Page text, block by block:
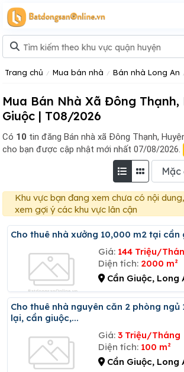
Trang chủ Mua bán nhà Bán nhà Long An
Mua Bán Nhà Xã Đông Thạnh,
Giuộc | T08/2026
Có 10 tin đăng Bán nhà xã Đông Thạnh,
cho bạn được cập nhật mới nhất 07/08/2026.
Khu vực bạn đang xem chưa có nội
xem gợi ý các khu vực lân cận
Cho thuê nhà xưởng 10,000 m2 tại
Giá: 144 Triệu/
Diện tích: 2000 m²
Cần Giuộc, Long
Cho thuê nhà nguyên căn 2 phòng ngủ 100m2 xã phước
lại, cần giuộc,...
Giá: 3 Triệu/Tháng
Diện tích: 100 m²
Cần Giuộc, Long